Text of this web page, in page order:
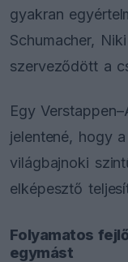
gyakran
Schumacher,
szerveződött a
Egy
jelentené, hogy
világbajnoki
elképesztő
Folyamatos
egymást